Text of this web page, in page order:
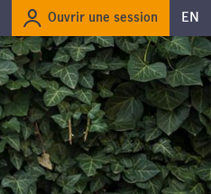
Ouvrir une session EN